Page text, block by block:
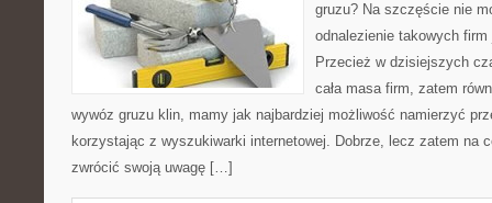
gruzu? Na szczęście nie
odnalezienie takowych
Przecież w dzisiejszych
cała masa firm, zatem
wywóz gruzu klin, mamy jak najbardziej możliwość namierzyć
korzystając z wyszukiwarki internetowej. Dobrze, lecz zatem na
zwrócić swoją uwagę […]